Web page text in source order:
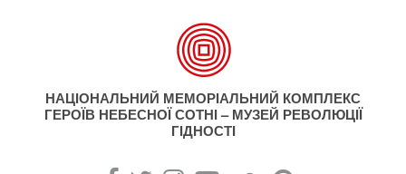
НАЦІОНАЛЬНИЙ МЕМОРІАЛЬНИЙ КОМПЛЕКС
ГЕРОЇВ НЕБЕСНОЇ СОТНІ – МУЗЕЙ РЕВОЛЮЦІЇ
ГІДНОСТІ